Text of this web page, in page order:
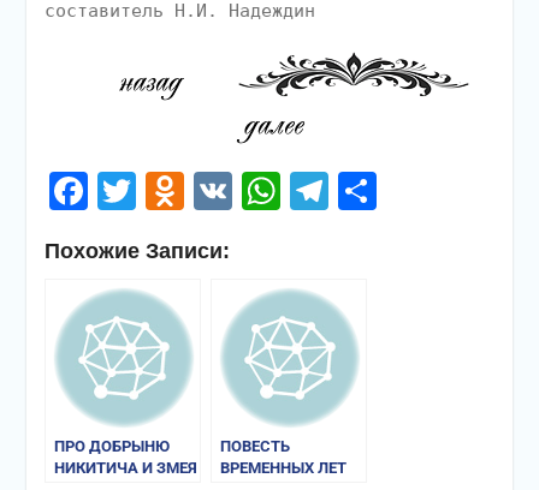
составитель Н.И. Надеждин
Facebook
Twitter
Odnoklassniki
VK WhatsApp
Telegram
Похожие Записи:
ПРО ДОБРЫНЮ
НИКИТИЧА И ЗМЕЯ
ПОВЕСТЬ
ВРЕМЕННЫХ ЛЕТ